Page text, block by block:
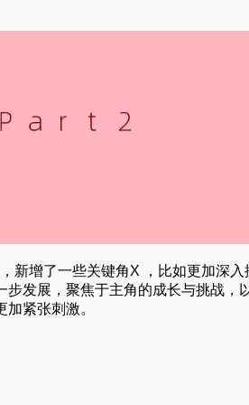
新增了一些关键角X ，比如更加深
步发展，聚焦于主角的成长与挑战，
紧张刺激。